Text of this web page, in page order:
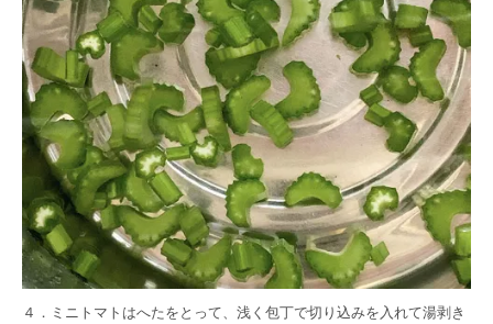
４．ミニトマトはへたをとって、浅く包丁で切り込みを入れて湯剥き